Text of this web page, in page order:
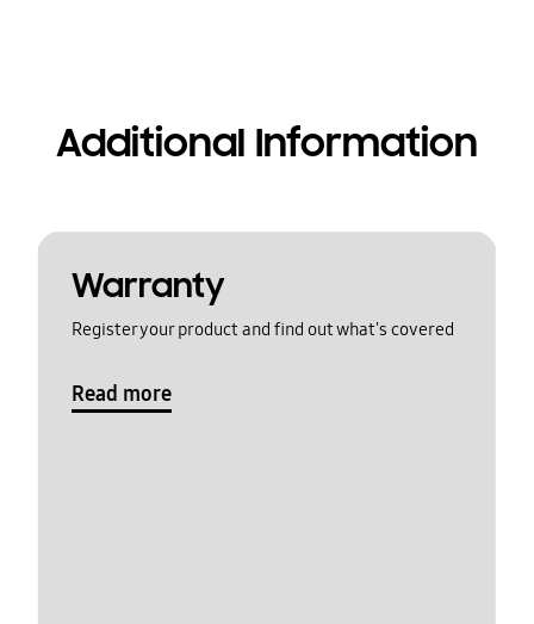
Additional Information
Warranty
Register your product and find out what's covered
Read more